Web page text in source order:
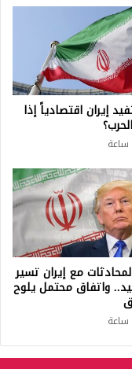
إيران اقتصادياً إذا
مع إيران تسير
واتفاق محتمل يلوح